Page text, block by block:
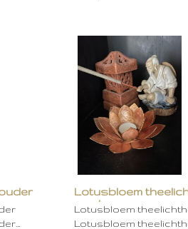
Lotusbloem
mocha
Lotusbloem
Lotusbloem